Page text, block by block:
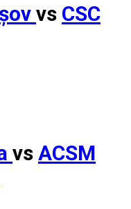
vs CSC
vs ACSM